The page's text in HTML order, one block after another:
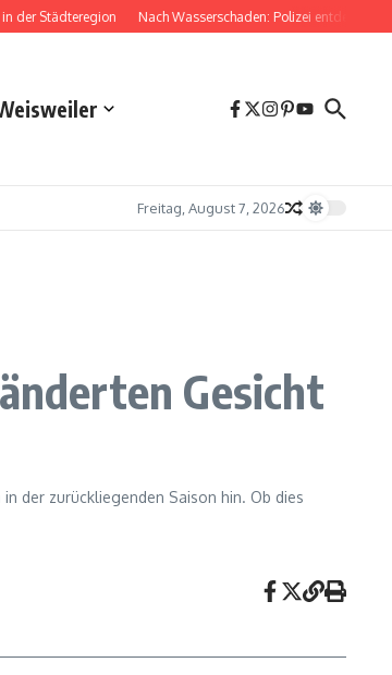
der Städteregion Nach Wasserschaden: Polizei entdeckt
Freitag, August 7, 2026
Gesicht
der zurückliegenden Saison hin. Ob dies